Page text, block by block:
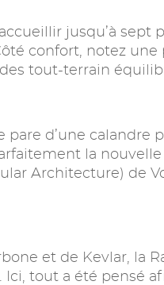
jusqu’à sept
confort, notez une
tout-terrain
d’une calandre
la
Architecture) de
et de Kevlar, la
tout a été pensé